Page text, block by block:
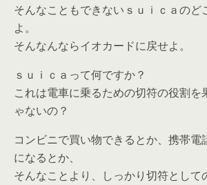
そんなこともできないｓｕｉｃａのど
よ。
そんなんならイオカードに戻せよ。
ｓｕｉｃａって何ですか？
これは電車に乗るための切符の役割を
ゃないの？
コンビニで買い物できるとか、携帯電
になるとか、
そんなことより、しっかり切符として